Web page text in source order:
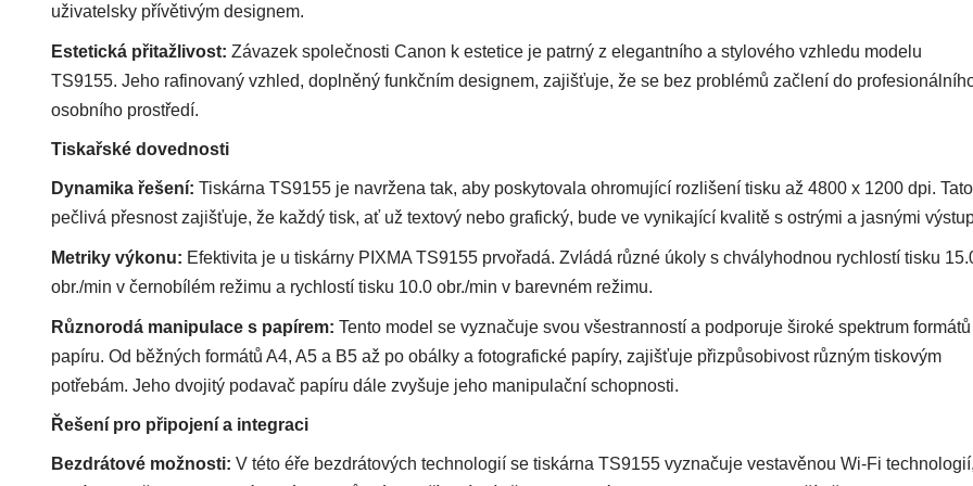
uživatelsky přívětivým designem.
Estetická přitažlivost: Závazek společnosti Canon k estetice je patrný z elegantního a stylového vzhledu modelu
TS9155. Jeho rafinovaný vzhled, doplněný funkčním designem, zajišťuje, že se bez problémů začlení do
osobního prostředí.
Tiskařské dovednosti
Dynamika řešení: Tiskárna TS9155 je navržena tak, aby poskytovala ohromující rozlišení tisku až 4800 x 1200 dpi. Tato
pečlivá přesnost zajišťuje, že každý tisk, ať už textový nebo grafický, bude ve vynikající kvalitě s ostrými a jasnými
Metriky výkonu: Efektivita je u tiskárny PIXMA TS9155 prvořadá. Zvládá různé úkoly s chvályhodnou rychlostí tisku
obr./min v černobílém režimu a rychlostí tisku 10.0 obr./min v barevném režimu.
Různorodá manipulace s papírem: Tento model se vyznačuje svou všestranností a podporuje široké spektrum formátů
papíru. Od běžných formátů A4, A5 a B5 až po obálky a fotografické papíry, zajišťuje přizpůsobivost různým tiskovým
potřebám. Jeho dvojitý podavač papíru dále zvyšuje jeho manipulační schopnosti.
Řešení pro připojení a integraci
Bezdrátové možnosti: V této éře bezdrátových technologií se tiskárna TS9155 vyznačuje vestavěnou Wi-Fi technologií,